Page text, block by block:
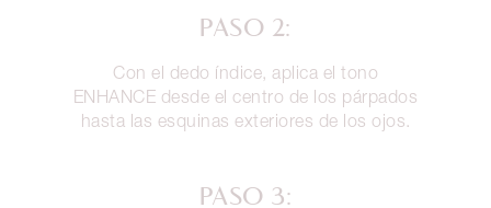
PASO 2:
Con el dedo índice, aplica el tono
ENHANCE desde el centro de los párpados
hasta las esquinas exteriores de los ojos.
PASO 3: